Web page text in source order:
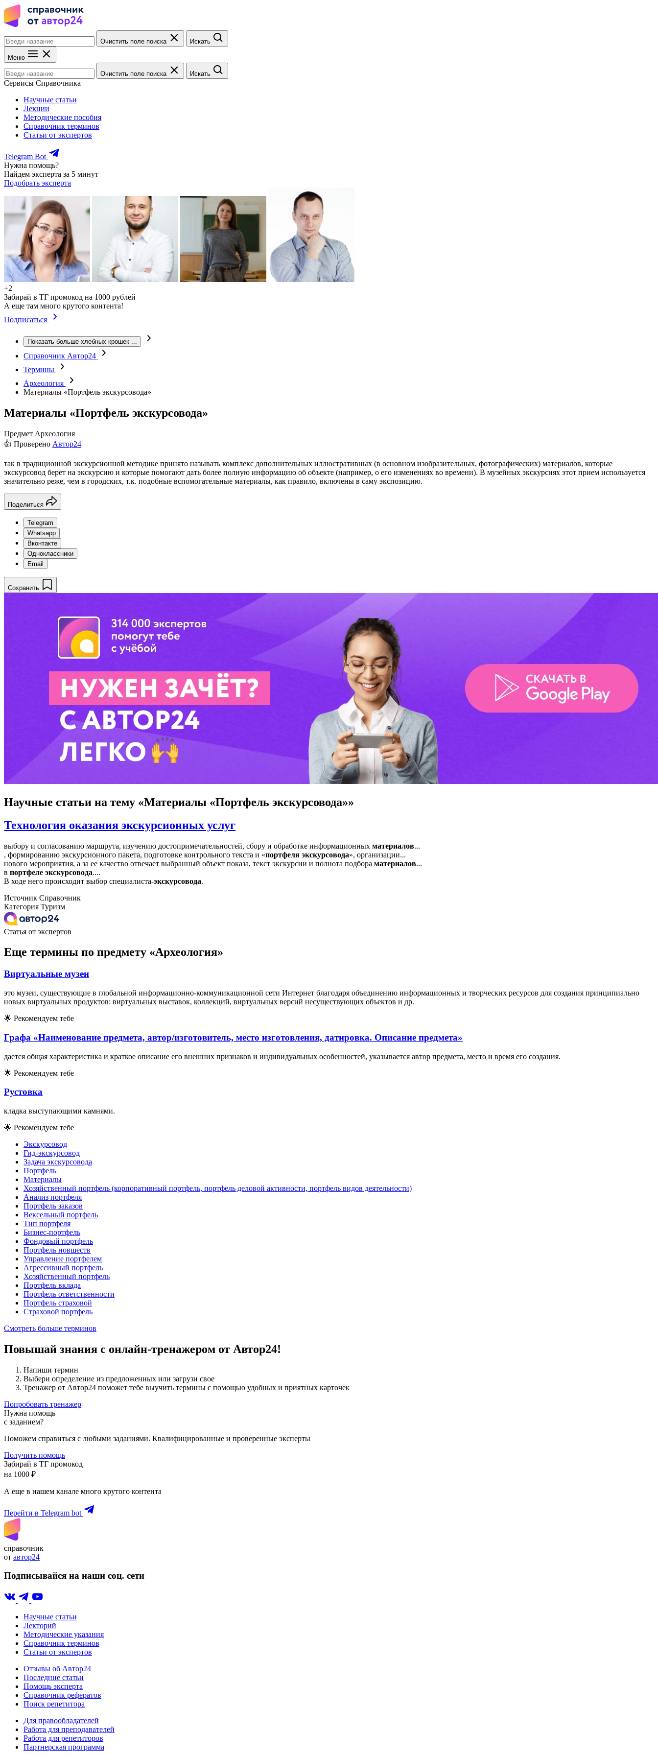
Очистить поле поиска Искать
Меню
Очистить поле поиска Искать
Сервисы Справочника
Научные статьи
Лекции
Методические пособия
Справочник терминов
Статьи от экспертов
Telegram Bot
Нужна помощь?
Найдем эксперта за 5 минут
Подобрать эксперта
+2
Забирай в ТГ промокод на 1000 рублей
А еще там много крутого контента!
Подписаться
Показать больше хлебных крошек ...
Справочник Автор24
Термины
Археология
Материалы «Портфель экскурсовода»
Материалы «Портфель экскурсовода»
Предмет Археология
👍 Проверено Автор24
так в традиционной экскурсионной методике принято называть комплекс дополнительных иллюстративных (в основном изобразительных, фотографических) материалов, которые
экскурсовод берет на экскурсию и которые помогают дать более полную информацию об объекте (например, о его изменениях во времени). В музейных экскурсиях этот прием используется
значительно реже, чем в городских, т.к. подобные вспомогательные материалы, как правило, включены в саму экспозицию.
Поделиться
Telegram
Whatsapp
Вконтакте
Одноклассники
Email
Сохранить
Научные статьи на тему «Материалы «Портфель экскурсовода»»
Технология оказания экскурсионных услуг
выбору и согласованию маршрута, изучению достопримечательностей, сбору и обработке информационных материалов...
, формированию экскурсионного пакета, подготовке контрольного текста и «портфеля экскурсовода», организации...
нового мероприятия, а за ее качество отвечает выбранный объект показа, текст экскурсии и полнота подбора материалов...
в портфеле экскурсовода....
В ходе него происходит выбор специалиста-экскурсовода.
Источник Справочник
Категория Туризм
Статья от экспертов
Еще термины по предмету «Археология»
Виртуальные музеи
это музеи, существующие в глобальной информационно-коммуникационной сети Интернет благодаря объединению информационных и творческих ресурсов для создания принципиально
новых виртуальных продуктов: виртуальных выставок, коллекций, виртуальных версий несуществующих объектов и др.
🌟 Рекомендуем тебе
Графа «Наименование предмета, автор/изготовитель, место изготовления, датировка. Описание предмета»
дается общая характеристика и краткое описание его внешних признаков и индивидуальных особенностей, указывается автор предмета, место и время его создания.
🌟 Рекомендуем тебе
Рустовка
кладка выступающими камнями.
🌟 Рекомендуем тебе
Экскурсовод
Гид-экскурсовод
Задача экскурсовода
Портфель
Материалы
Хозяйственный портфель (корпоративный портфель, портфель деловой активности, портфель видов деятельности)
Анализ портфеля
Портфель заказов
Вексельный портфель
Тип портфеля
Бизнес-портфель
Фондовый портфель
Портфель новшеств
Управление портфелем
Агрессивный портфель
Хозяйственный портфель
Портфель вклада
Портфель ответственности
Портфель страховой
Страховой портфель
Смотреть больше терминов
Повышай знания с онлайн-тренажером от Автор24!
Напиши термин
Выбери определение из предложенных или загрузи свое
Тренажер от Автор24 поможет тебе выучить термины с помощью удобных и приятных карточек
Попробовать тренажер
Нужна помощь
с заданием?
Поможем справиться с любыми заданиями. Квалифицированные и проверенные эксперты
Получить помощь
Забирай в ТГ промокод
на 1000 ₽
А еще в нашем канале много крутого контента
Перейти в Telegram bot
справочник
от автор24
Подписывайся на наши соц. сети
Научные статьи
Лекторий
Методические указания
Справочник терминов
Статьи от экспертов
Отзывы об Автор24
Последние статьи
Помощь эксперта
Справочник рефератов
Поиск репетитора
Для правообладателей
Работа для преподавателей
Работа для репетиторов
Партнерская программа